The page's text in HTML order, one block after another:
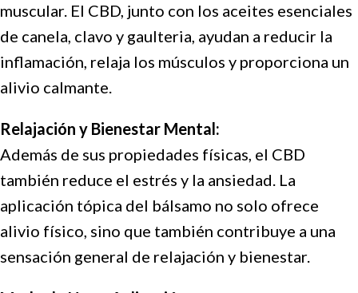
muscular. El CBD, junto con los aceites esenciales
de canela, clavo y gaulteria, ayudan a reducir la
inflamación, relaja los músculos y proporciona un
alivio calmante.
Relajación y Bienestar Mental:
Además de sus propiedades físicas, el CBD
también reduce el estrés y la ansiedad. La
aplicación tópica del bálsamo no solo ofrece
alivio físico, sino que también contribuye a una
sensación general de relajación y bienestar.